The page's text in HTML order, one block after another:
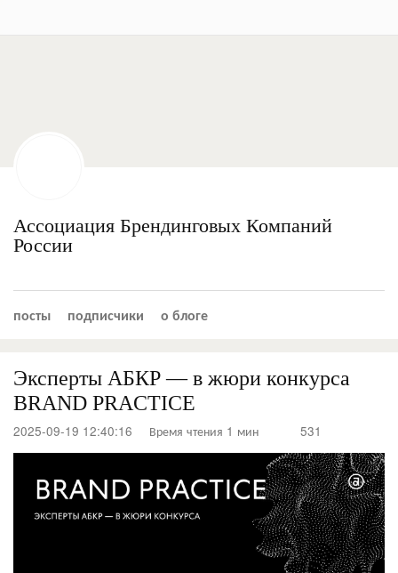
Ассоциация Брендинговых Компаний
России
посты подписчики о блоге
Эксперты АБКР — в жюри конкурса
BRAND PRACTICE
2025-09-19 12:40:16 Время чтения 1 мин 531